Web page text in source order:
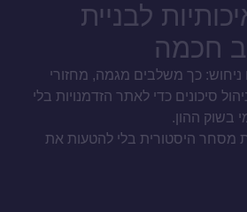
לבניית
חכמה
ניחוש: כך משלבים מגמה, מחזורי
סיכונים כדי לאתר הזדמנויות בלי
בשוק ההון.